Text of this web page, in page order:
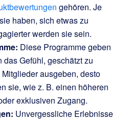
gehören. Je
haben, sich etwas zu
werden sie sein.
Diese Programme geben
das Gefühl, geschätzt zu
ausgeben, desto
sie, wie z. B. einen höheren
exklusiven Zugang.
Unvergessliche Erlebnisse